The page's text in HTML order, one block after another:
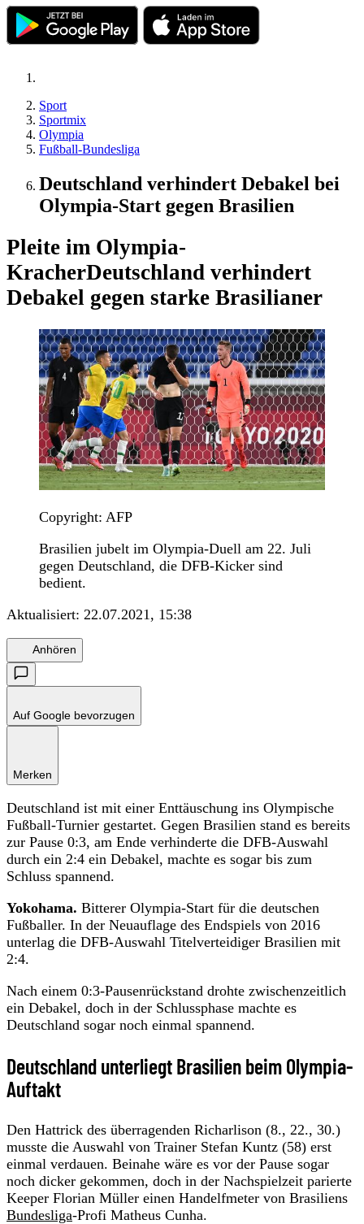
Sport
Sportmix
Olympia
Fußball-Bundesliga
Deutschland verhindert Debakel bei
Olympia-Start gegen Brasilien
Pleite im Olympia-
KracherDeutschland verhindert
Debakel gegen starke Brasilianer
Copyright: AFP
Brasilien jubelt im Olympia-Duell am 22. Juli
gegen Deutschland, die DFB-Kicker sind
bedient.
Aktualisiert: 22.07.2021, 15:38
Anhören
Auf Google bevorzugen
Merken
Deutschland ist mit einer Enttäuschung ins Olympische
Fußball-Turnier gestartet. Gegen Brasilien stand es bereits
zur Pause 0:3, am Ende verhinderte die DFB-Auswahl
durch ein 2:4 ein Debakel, machte es sogar bis zum
Schluss spannend.
Yokohama. Bitterer Olympia-Start für die deutschen
Fußballer. In der Neuauflage des Endspiels von 2016
unterlag die DFB-Auswahl Titelverteidiger Brasilien mit
2:4.
Nach einem 0:3-Pausenrückstand drohte zwischenzeitlich
ein Debakel, doch in der Schlussphase machte es
Deutschland sogar noch einmal spannend.
Deutschland unterliegt Brasilien beim Olympia-
Auftakt
Den Hattrick des überragenden Richarlison (8., 22., 30.)
musste die Auswahl von Trainer Stefan Kuntz (58) erst
einmal verdauen. Beinahe wäre es vor der Pause sogar
noch dicker gekommen, doch in der Nachspielzeit parierte
Keeper Florian Müller einen Handelfmeter von Brasiliens
Bundesliga-Profi Matheus Cunha.